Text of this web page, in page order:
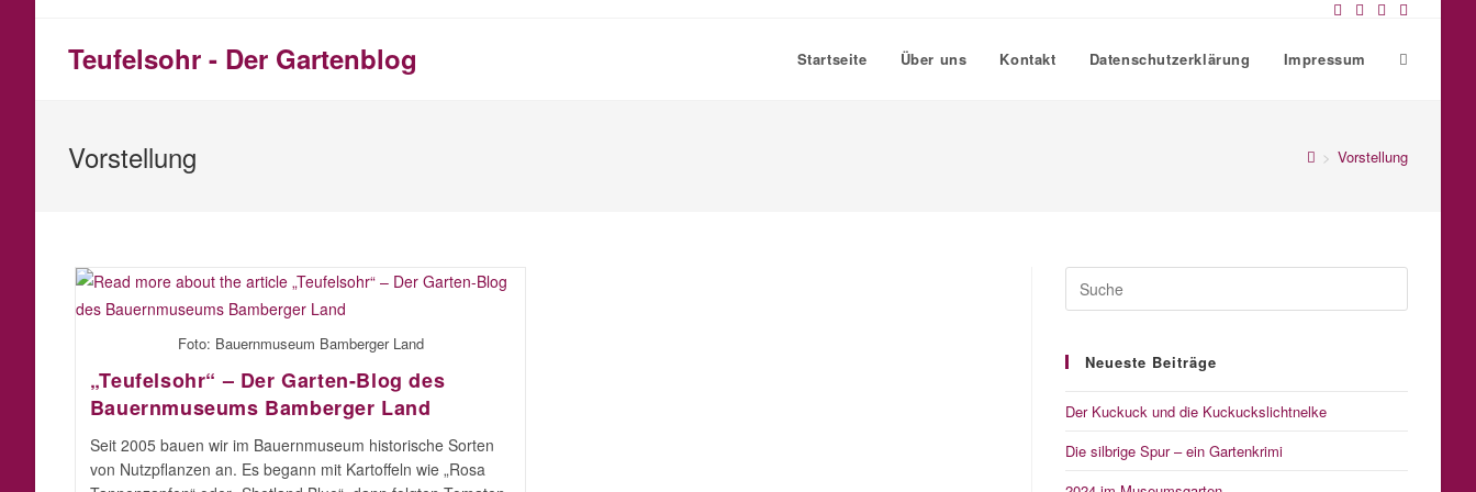
Teufelsohr - Der Gartenblog Startseite Über uns Kontakt Datenschutzerklärung Impressum Website-
Vorstellung > Vorstellung
Foto: Bauernmuseum Bamberger Land
„Teufelsohr“ – Der Garten-Blog des
Bauernmuseums Bamberger Land
Seit 2005 bauen wir im Bauernmuseum historische Sorten
von Nutzpflanzen an. Es begann mit Kartoffeln wie „Rosa
Neueste Beiträge
Der Kuckuck und die Kuckuckslichtnelke
Die silbrige Spur – ein Gartenkrimi